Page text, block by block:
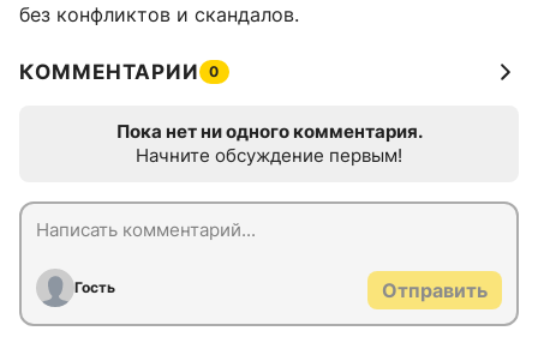
без конфликтов и скандалов.
КОММЕНТАРИИ 0
Пока нет ни одного комментария.
Начните обсуждение первым!
Гость Отправить